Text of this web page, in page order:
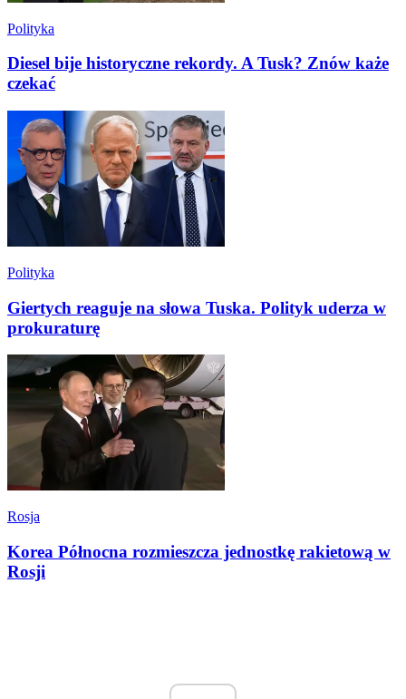
Polityka
Diesel bije historyczne rekordy. A Tusk? Znów każe
czekać
Polityka
Giertych reaguje na słowa Tuska. Polityk uderza w
prokuraturę
Rosja
Korea Północna rozmieszcza jednostkę rakietową w
Rosji